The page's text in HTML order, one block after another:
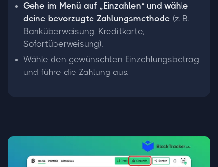
Gehe im Menü auf „Einzahlen“ und wähle
deine bevorzugte Zahlungsmethode (z. B.
Banküberweisung, Kreditkarte,
Sofortüberweisung).
Wähle den gewünschten Einzahlungsbetrag
und führe die Zahlung aus.